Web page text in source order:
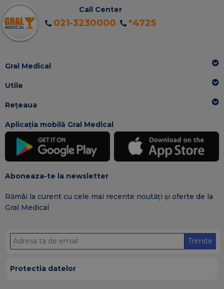
Call Center
021-3230000 *4725
Gral Medical
Utile
Rețeaua
Aplicația mobilă Gral Medical
Aboneaza-te la newsletter
Rămâi la curent cu cele mai recente noutăți și oferte de la
Gral Medical
Trimite
Protectia datelor